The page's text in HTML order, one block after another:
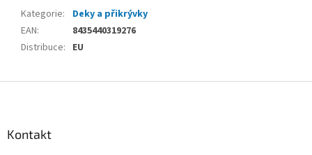
Kategorie:
Deky a přikrývky
EAN:
8435440319276
Distribuce: EU
Kontakt